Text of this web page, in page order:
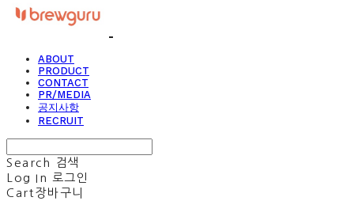
ABOUT
PRODUCT
CONTACT
PR/MEDIA
공지사항
RECRUIT
Search
검색
Log In
로그인
Cart 장바구니